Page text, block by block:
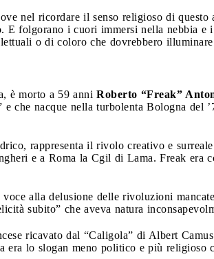
nel ricordare il senso religioso di questo
folgorano i cuori immersi nella nebbia e
o di coloro che dovrebbero
è morto a 59 anni Roberto “Freak”
e che nacque nella turbolenta Bologna del
rappresenta il rivolo creativo e
e a Roma la Cgil di Lama. Freak era
alla delusione delle rivoluzioni
subito” che aveva natura
ricavato dal “Caligola” di Albert
lo slogan meno politico e più religioso